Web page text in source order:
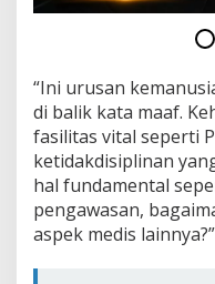
l
a
a
n
F
a
t
a
l
y
a
“Ini urusan
di balik kata maaf.
fasilitas vital seperti
ketidakdisiplinan
hal fundamental
pengawasan,
aspek medis